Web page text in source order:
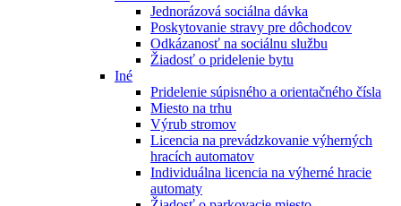
Jednorázová sociálna dávka
Poskytovanie stravy pre dôchodcov
Odkázanosť na sociálnu službu
Žiadosť o pridelenie bytu
Iné
Pridelenie súpisného a orientačného čísla
Miesto na trhu
Výrub stromov
Licencia na prevádzkovanie výherných
hracích automatov
Individuálna licencia na výherné hracie
automaty